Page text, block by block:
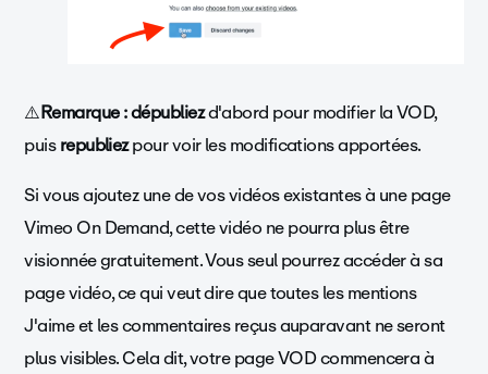
⚠️Remarque :dépubliezd'abord pour modifier la VOD,
puisrepubliezpour voir les modifications apportées.
Si vous ajoutez une de vos vidéos existantes à une page
Vimeo On Demand, cette vidéo ne pourra plus être
visionnée gratuitement. Vous seul pourrez accéder à sa
page vidéo, ce qui veut dire que toutes les mentions
J'aime et les commentaires reçus auparavant ne seront
plus visibles. Cela dit, votre page VOD commencera à